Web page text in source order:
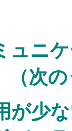
ュニ
ち
が少